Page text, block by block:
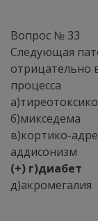
Вопрос № 33
Следующая
отрицательно
процесса
б)микседема
в)кортико-
аддисонизм
(+) г)диабет
д)акромегалия